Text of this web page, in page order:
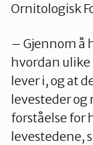
Ornitologisk
– Gjennom å
hvordan
lever i, og at
levesteder og
forståelse for
levestedene,